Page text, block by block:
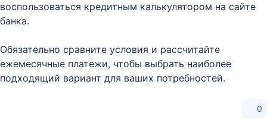
воспользоваться кредитным калькулятором на сайте
банка.
Обязательно сравните условия и рассчитайте
ежемесячные платежи, чтобы выбрать наиболее
подходящий вариант для ваших потребностей.
0